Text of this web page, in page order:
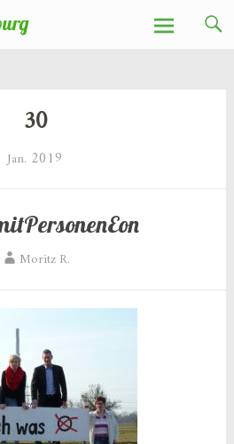
30
Jan. 2019
Moritz R.